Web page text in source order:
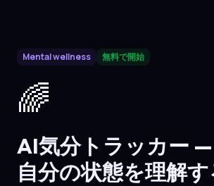
AuraAI気分トラッカーis a core
Mental wellness 無料で開始
🌈
AI気分トラッカー
自分の状態を理解す